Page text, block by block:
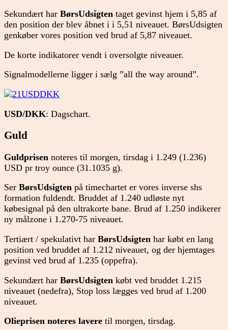
Sekundært har BørsUdsigten taget gevinst hjem i 5,85 af
den position der blev åbnet i i 5,51 niveauet. BørsUdsigten
genkøber vores position ved brud af 5,87 niveauet.
De korte indikatorer vendt i oversolgte niveauer.
Signalmodellerne ligger i sælg ”all the way around”.
USD/DKK: Dagschart.
Guld
Guldprisen noteres til morgen, tirsdag i 1.249 (1.236)
USD pr troy ounce (31.1035 g).
Ser BørsUdsigten på timechartet er vores inverse shs
formation fuldendt. Bruddet af 1.240 udløste nyt
købesignal på den ultrakorte bane. Brud af 1.250 indikerer
ny målzone i 1.270-75 niveauet.
Tertiært / spekulativt har BørsUdsigten har købt en lang
position ved bruddet af 1.212 niveauet, og der hjemtages
gevinst ved brud af 1.235 (oppefra).
Sekundært har BørsUdsigten købt ved bruddet 1.215
niveauet (nedefra), Stop loss lægges ved brud af 1.200
niveauet.
Olieprisen noteres lavere til morgen, tirsdag.